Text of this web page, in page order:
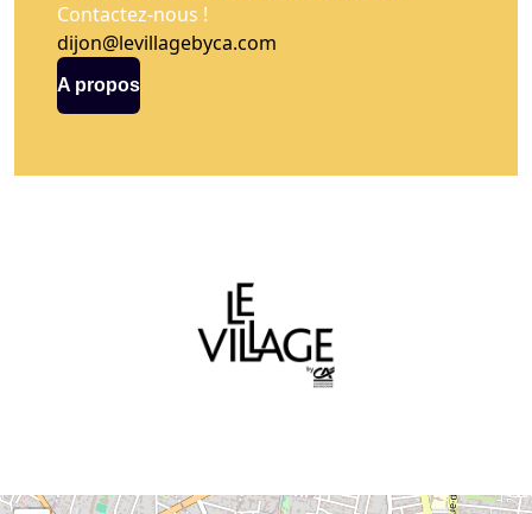
Contactez-nous !
dijon@levillagebyca.com
A propos